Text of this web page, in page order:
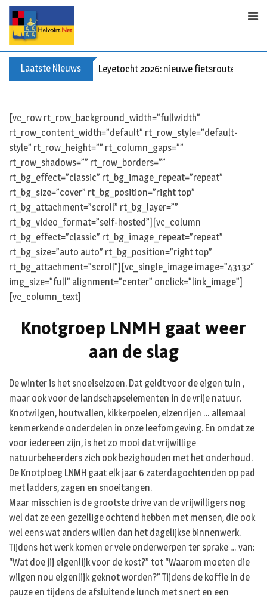
p
Laatste Nieuws Leyetocht 2026: nieuwe fietsroutes
[vc_row rt_row_background_width=”fullwidth”
rt_row_content_width=”default” rt_row_style=”default-
style” rt_row_height=”” rt_column_gaps=””
rt_row_shadows=”” rt_row_borders=””
rt_bg_effect=”classic” rt_bg_image_repeat=”repeat”
rt_bg_size=”cover” rt_bg_position=”right top”
rt_bg_attachment=”scroll” rt_bg_layer=””
rt_bg_video_format=”self-hosted”][vc_column
rt_bg_effect=”classic” rt_bg_image_repeat=”repeat”
rt_bg_size=”auto auto” rt_bg_position=”right top”
rt_bg_attachment=”scroll”][vc_single_image image=”43132″
img_size=”full” alignment=”center” onclick=”link_image”]
[vc_column_text]
Knotgroep LNMH gaat weer
aan de slag
De winter is het snoeiseizoen. Dat geldt voor de eigen tuin ,
maar ook voor de landschapselementen in de vrije natuur.
Knotwilgen, houtwallen, kikkerpoelen, elzenrijen … allemaal
kenmerkende onderdelen in onze leefomgeving. En omdat ze
voor iedereen zijn, is het zo mooi dat vrijwillige
natuurbeheerders zich ook bezighouden met het onderhoud.
De Knotploeg LNMH gaat elk jaar 6 zaterdagochtenden op pad
met ladders, zagen en snoeitangen.
Maar misschien is de grootste drive van de vrijwilligers nog
wel dat ze een gezellige ochtend hebben met mensen, die ook
wel eens wat anders willen dan het dagelijkse binnenwerk.
Tijdens het werk komen er vele onderwerpen ter sprake … van:
“Wat doe jij eigenlijk voor de kost?” tot “Waarom moeten die
wilgen nou eigenlijk geknot worden?” Tijdens de koffie in de
pauze en tijdens de afsluitende lunch met snert en een